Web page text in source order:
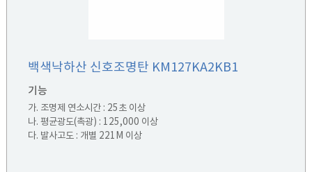
백색낙하산 신호조명탄 KM127KA2KB1
기능
가. 조명제 연소시간 : 25초 이상
나. 평균광도(촉광) : 125,000 이상
다. 발사고도 : 개별 221M 이상